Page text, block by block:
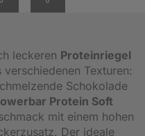
leckeren Proteinriegel
Texturen:
Schokolade
Protein Soft
mit einem hohen
Der ideale